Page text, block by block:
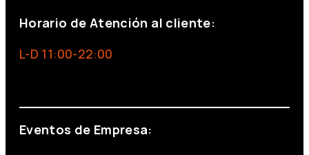
Horario de Atención al cliente:
L-D 11:00-22:00
Eventos de Empresa: